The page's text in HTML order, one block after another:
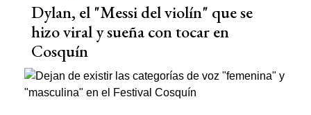
Dylan, el "Messi del violín" que se
hizo viral y sueña con tocar en
Cosquín